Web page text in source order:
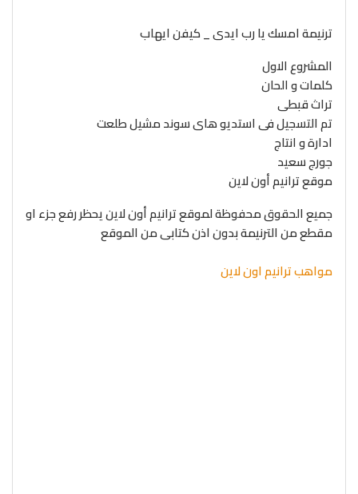
ترنيمة امسك يا رب ايدى _ كيفن ايهاب
المشروع الاول
كلمات و الحان
تراث قبطى
تم التسجيل فى استديو هاى سوند مشيل طلعت
ادارة و انتاج
جورج سعيد
موقع ترانيم أون لاين
جميع الحقوق محفوظة لموقع ترانيم أون لاين يحظر رفع جزء او
مقطع من الترنيمة بدون اذن كتابى من الموقع
مواهب ترانيم اون لاين